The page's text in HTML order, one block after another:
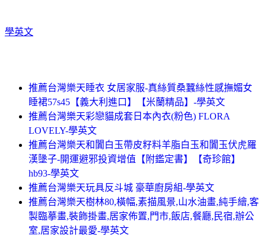
學英文
推薦台灣樂天睡衣 女居家服-真絲質桑蠶絲性感撫媚女
睡裙57s45【義大利進口】【米蘭精品】-學英文
推薦台灣樂天彩戀貓成套日本內衣(粉色) FLORA
LOVELY-學英文
推薦台灣樂天和闐白玉帶皮籽料羊脂白玉和闐玉伏虎羅
漢墬子-開運避邪投資增值【附鑑定書】【奇珍館】
hb93-學英文
推薦台灣樂天玩具反斗城 豪華廚房組-學英文
推薦台灣樂天樹林80,橫幅,素描風景,山水油畫,純手繪,客
製臨摹畫,裝飾掛畫,居家佈置,門市,飯店,餐廳,民宿,辦公
室,居家設計最愛-學英文